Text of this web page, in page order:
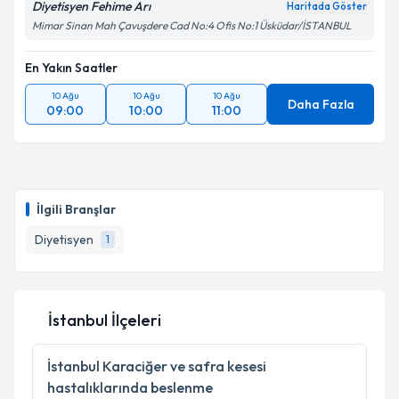
İlgili Branşlar
Diyetisyen
1
Diyetisyen Fehime Arı Haritada Göster
Mimar Sinan Mah Çavuşdere Cad No:4 Ofis No:1 Üsküdar/İSTANBUL
En Yakın Saatler
10 Ağu
09:00
10 Ağu
10:00
10 Ağu
11:00 Daha Fazla
İstanbul İlçeleri
İstanbul Karaciğer ve safra kesesi
hastalıklarında beslenme